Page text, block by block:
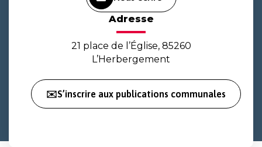
Adresse
21 place de l’Église, 85260
L’Herbergement
✉️S’inscrire aux publications communales